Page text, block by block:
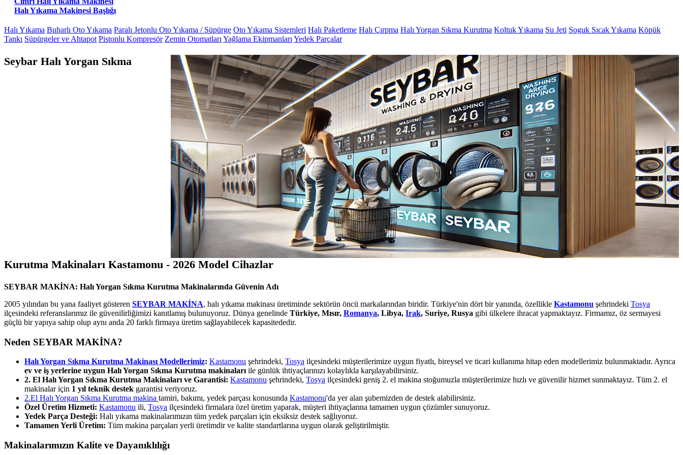
Halı Yıkama Makinesi Başlığı
Halı Yıkama Buharlı Oto Yıkama Paralı Jetonlu Oto Yıkama / Süpürge Oto Yıkama Sistemleri Halı Paketleme Halı Çırpma Halı Yorgan Sıkma Kurutma Koltuk Yıkama Su Jeti Soguk Sıcak Yıkama Köpük
Tankı Süpürgeler ve Ahtapot Pistonlu Kompresör Zemin Otomatları Yağlama Ekipmanları Yedek Parçalar
Seybar Halı Yorgan Sıkma
Kurutma Makinaları Kastamonu - 2026 Model Cihazlar
SEYBAR MAKİNA: Halı Yorgan Sıkma Kurutma Makinalarında Güvenin Adı
2005 yılından bu yana faaliyet gösteren SEYBAR MAKİNA, halı yıkama makinası üretiminde sektörün öncü markalarından biridir. Türkiye'nin dört bir yanında, özellikle Kastamonu şehrindeki Tosya
ilçesindeki referanslarımız ile güvenilirliğimizi kanıtlamış bulunuyoruz. Dünya genelinde Türkiye, Mısır, Romanya, Libya, Irak, Suriye, Rusya gibi ülkelere ihracat yapmaktayız. Firmamız, öz sermayesi
güçlü bir yapıya sahip olup aynı anda 20 farklı firmaya üretim sağlayabilecek kapasitededir.
Neden SEYBAR MAKİNA?
Halı Yorgan Sıkma Kurutma Makinası Modellerimiz: Kastamonu şehrindeki, Tosya ilçesindeki müşterilerimize uygun fiyatlı, bireysel ve ticari kullanıma hitap eden modellerimiz bulunmaktadır. Ayrıca
ev ve iş yerlerine uygun Halı Yorgan Sıkma Kurutma makinaları ile günlük ihtiyaçlarınızı kolaylıkla karşılayabilirsiniz.
2. El Halı Yorgan Sıkma Kurutma Makinaları ve Garantisi: Kastamonu şehrindeki, Tosya ilçesindeki geniş 2. el makina stoğumuzla müşterilerimize hızlı ve güvenilir hizmet sunmaktayız. Tüm 2. el
makinalar için 1 yıl teknik destek garantisi veriyoruz.
2.El Halı Yorgan Sıkma Kurutma makina tamiri, bakımı, yedek parçası konusunda Kastamonu'da yer alan şubemizden de destek alabilirsiniz.
Özel Üretim Hizmeti: Kastamonu ili, Tosya ilçesindeki firmalara özel üretim yaparak, müşteri ihtiyaçlarına tamamen uygun çözümler sunuyoruz.
Yedek Parça Desteği: Halı yıkama makinalarımızın tüm yedek parçaları için eksiksiz destek sağlıyoruz.
Tamamen Yerli Üretim: Tüm makina parçaları yerli üretimdir ve kalite standartlarına uygun olarak geliştirilmiştir.
Makinalarımızın Kalite ve Dayanıklılığı